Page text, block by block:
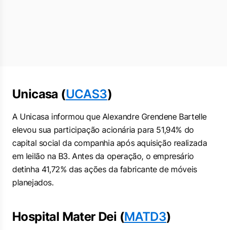
Unicasa (UCAS3)
A Unicasa informou que Alexandre Grendene Bartelle
elevou sua participação acionária para 51,94% do
capital social da companhia após aquisição realizada
em leilão na B3. Antes da operação, o empresário
detinha 41,72% das ações da fabricante de móveis
planejados.
Hospital Mater Dei (MATD3)